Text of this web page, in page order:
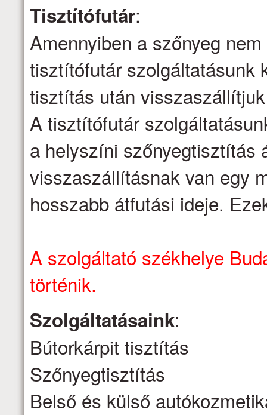
Tisztítófutár:
Amennyiben a szőnyeg
tisztítófutár szolgáltatásunk
tisztítás után
A tisztítófutár
a helyszíni szőnyegtisztítás
visszaszállításnak van egy
hosszabb átfutási ideje.
A szolgáltató székhelye
történik.
Szolgáltatásaink:
Bútorkárpit tisztítás
Szőnyegtisztítás
Belső és külső